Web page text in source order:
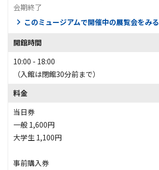
会期終了
このミュージアムで開催中の展覧会をみる
開館時間
10:00 - 18:00
（入館は閉館30分前まで）
料金
当日券
一般 1,600円
大学生 1,100円
事前購入券